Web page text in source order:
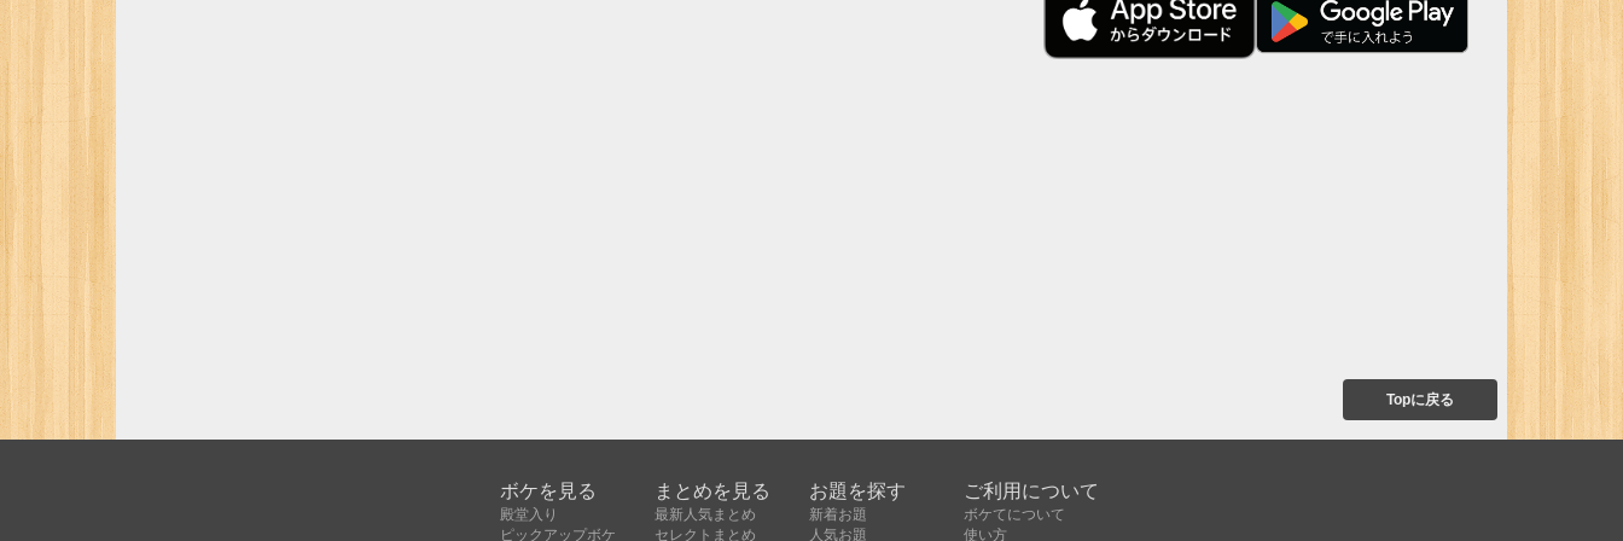
Topに戻る
ボケを見る
殿堂入り
ピックアップボケ
まとめを見る
最新人気まとめ
セレクトまとめ
お題を探す
新着お題
人気お題
ご利用について
ボケてについて
使い方